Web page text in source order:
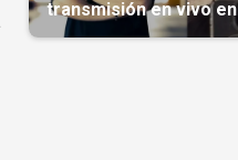
transmisión en vivo en
Sinaloa(Video)